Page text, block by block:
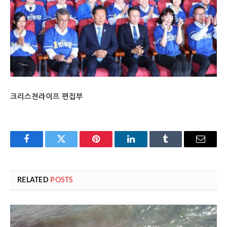
크리스천라이프 편집부
FacebookTwitter Pinterest LinkedInTumblr Email
RELATED POSTS